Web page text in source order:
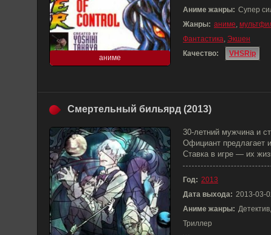
аниме
Аниме жанры: Супер
Жанры: аниме,
Фантастика, Экшен
Качество:
VHSRip
Смертельный бильярд (2013)
30-летний мужчина и
Официант предлагает
Ставка в игре — их
Год: 2013
Дата выхода: 2013-03-
Аниме жанры:
Триллер